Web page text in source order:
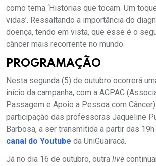
como tema ‘Histórias que tocam. Um
vidas’. Ressaltando a importância do
doença, tendo em vista, que esse é o
câncer mais recorrente no mundo.
PROGRAMAÇÃO
Nesta segunda (5) de outubro ocorrerá
início da campanha, com a ACPAC
Passagem e Apoio a Pessoa com
participação das professoras Jaqueline
Barbosa, a ser transmitida a partir das 19h
canal do Youtube da UniGuairacá.
Já no dia 16 de outubro, outra live